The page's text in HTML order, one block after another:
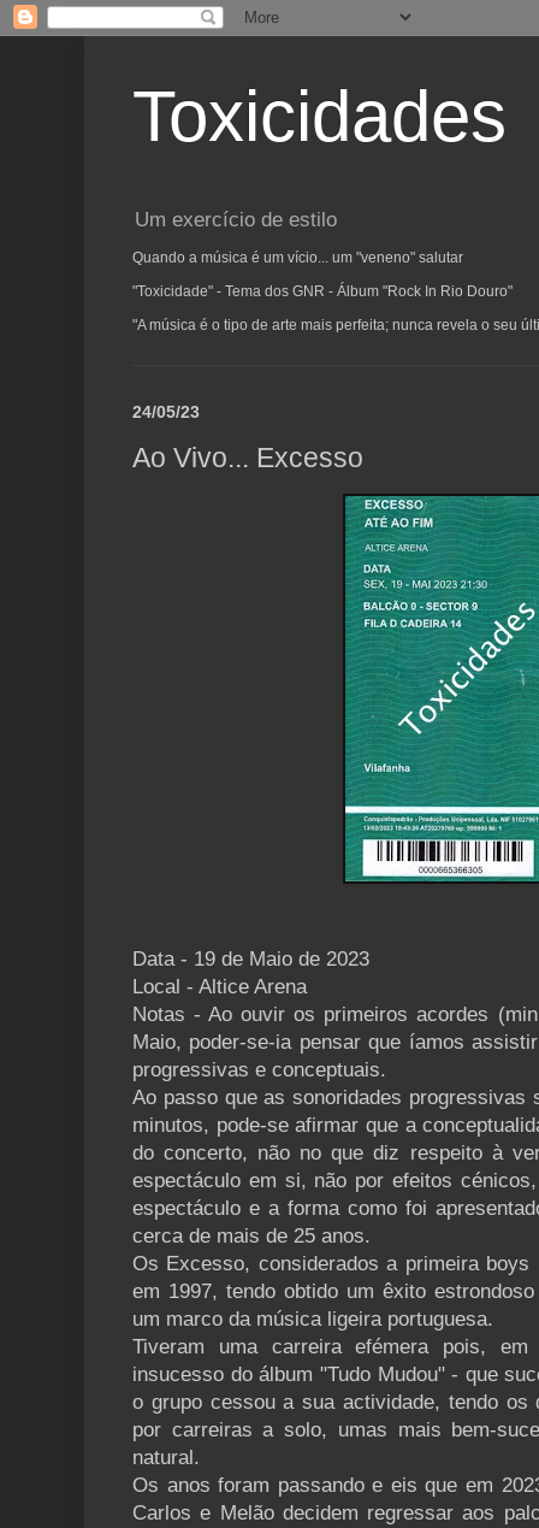
Toxicidades
Um exercício de estilo
Quando a música é um vício... um "veneno" salutar
"Toxicidade" - Tema dos GNR - Álbum "Rock In Rio Douro"
"A música é o tipo de arte mais perfeita; nunca revela o seu
24/05/23
Ao Vivo... Excesso
Data - 19 de Maio de 2023
Local - Altice Arena
Notas - Ao ouvir os primeiros acordes
Maio, poder-se-ia pensar que íamos
progressivas e conceptuais.
Ao passo que as sonoridades progressivas
minutos, pode-se afirmar que a
do concerto, não no que diz respeito à
espectáculo em si, não por efeitos
espectáculo e a forma como foi
cerca de mais de 25 anos.
Os Excesso, considerados a primeira boys
em 1997, tendo obtido um êxito
um marco da música ligeira portuguesa.
Tiveram uma carreira efémera pois,
insucesso do álbum "Tudo Mudou" - que
o grupo cessou a sua actividade, tendo os
por carreiras a solo, umas mais bem-
natural.
Os anos foram passando e eis que em
Carlos e Melão decidem regressar aos